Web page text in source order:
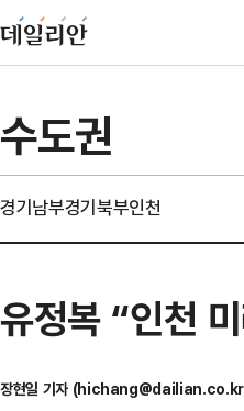
수도권
경기남부경기북부인천
유정복 “인천
장현일 기자